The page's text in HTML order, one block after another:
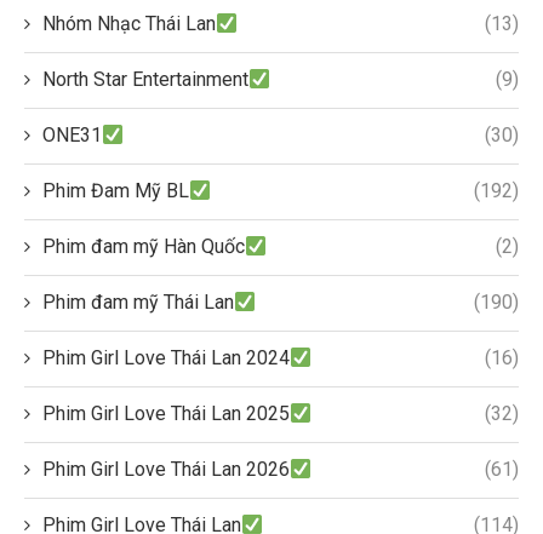
Nhóm Nhạc Thái Lan (13)
North Star Entertainment (9)
ONE31 (30)
Phim Đam Mỹ BL (192)
Phim đam mỹ Hàn Quốc (2)
Phim đam mỹ Thái Lan (190)
Phim Girl Love Thái Lan 2024 (16)
Phim Girl Love Thái Lan 2025 (32)
Phim Girl Love Thái Lan 2026 (61)
Phim Girl Love Thái Lan (114)